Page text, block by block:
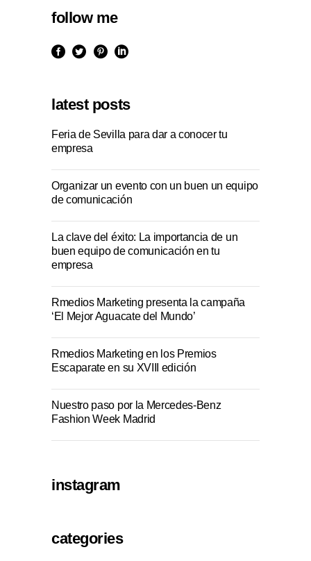
follow me
latest posts
Feria de Sevilla para dar a conocer tu
empresa
Organizar un evento con un buen un equipo
de comunicación
La clave del éxito: La importancia de un
buen equipo de comunicación en tu
empresa
Rmedios Marketing presenta la campaña
‘El Mejor Aguacate del Mundo’
Rmedios Marketing en los Premios
Escaparate en su XVIII edición
Nuestro paso por la Mercedes-Benz
Fashion Week Madrid
instagram
categories